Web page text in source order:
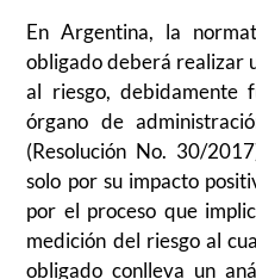
En Argentina, la
obligado deberá realizar
al riesgo, debidamente
órgano de
(Resolución No. 30/
solo por su impacto
por el proceso que
medición del riesgo al
obligado conlleva un